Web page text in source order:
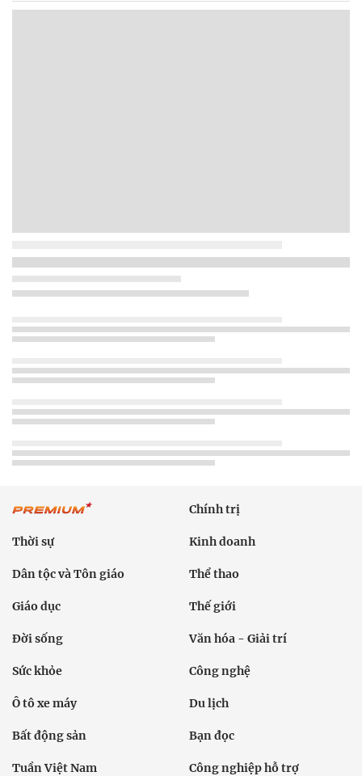
Chính trị
Thời sự Kinh doanh
Dân tộc và Tôn giáo Thể thao
Giáo dục Thế giới
Đời sống Văn hóa - Giải trí
Sức khỏe Công nghệ
Ô tô xe máy Du lịch
Bất động sản Bạn đọc
Tuần Việt Nam Công nghiệp hỗ trợ